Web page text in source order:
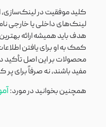
کلید موفقیت در لینک‌سازی،
لینک‌های داخلی یا خارجی
هدف باید همیشه ارائه
کمک به او برای یافتن
محصولات بر این اصل تأکید
مفید باشند، نه صرفاً برای
همچنین بخوانید در مورد: